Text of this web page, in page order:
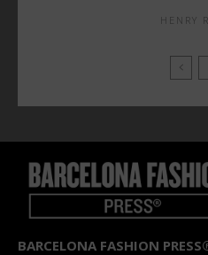
HENRY
BARCELONA FASHION